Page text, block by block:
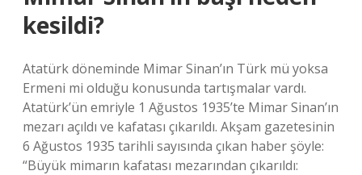
kesildi?
Atatürk döneminde Mimar Sinan’ın Türk mü yoksa
Ermeni mi olduğu konusunda tartışmalar vardı.
Atatürk’ün emriyle 1 Ağustos 1935’te Mimar Sinan’ın
mezarı açıldı ve kafatası çıkarıldı. Akşam gazetesinin
6 Ağustos 1935 tarihli sayısında çıkan haber şöyle:
“Büyük mimarın kafatası mezarından çıkarıldı: